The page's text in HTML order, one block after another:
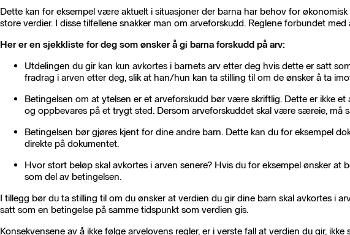
Dette kan for eksempel være aktuelt i situasjoner der barna har behov for
store verdier. I disse tilfellene snakker man om arveforskudd. Reglene forbundet
Her er en sjekkliste for deg som ønsker å gi barna forskudd på arv:
Utdelingen du gir kan kun avkortes i barnets arv etter deg hvis dette er satt
fradrag i arven etter deg, slik at han/hun kan ta stilling til om de ønsker å ta
Betingelsen om at ytelsen er et arveforskudd bør være skriftlig. Dette er ikke
og oppbevares på et trygt sted. Dersom arveforskuddet skal være særeie, må
Betingelsen bør gjøres kjent for dine andre barn. Dette kan du for eksempel
direkte på dokumentet.
Hvor stort beløp skal avkortes i arven senere? Hvis du for eksempel ønsker
som del av betingelsen.
I tillegg bør du ta stilling til om du ønsker at verdien du gir dine barn skal avkortes i
satt som en betingelse på samme tidspunkt som verdien gis.
Konsekvensene av å ikke følge arvelovens regler, er i verste fall at verdien du gir,